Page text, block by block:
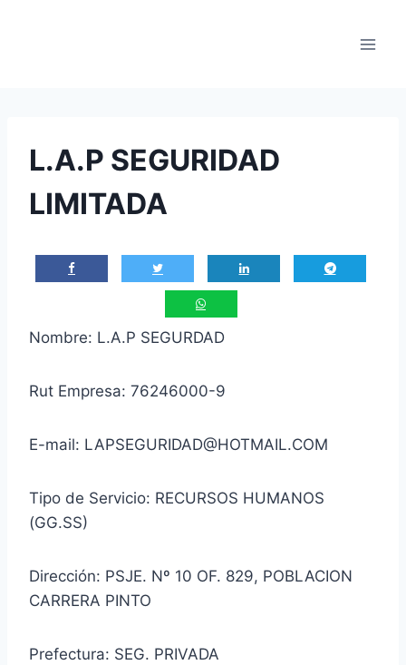
L.A.P SEGURIDAD
LIMITADA
Nombre: L.A.P SEGURDAD
Rut Empresa: 76246000-9
E-mail: LAPSEGURIDAD@HOTMAIL.COM
Tipo de Servicio: RECURSOS HUMANOS
(GG.SS)
Dirección: PSJE. Nº 10 OF. 829, POBLACION
CARRERA PINTO
Prefectura: SEG. PRIVADA